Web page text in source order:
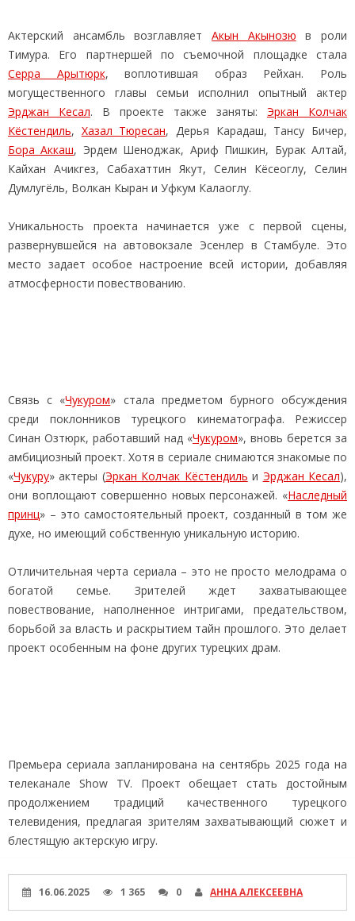
Актерский ансамбль возглавляет Акын Акынозю в роли
Тимура. Его партнершей по съемочной площадке стала
Серра Арытюрк, воплотившая образ Рейхан. Роль
могущественного главы семьи исполнил опытный актер
Эрджан Кесал. В проекте также заняты: Эркан Колчак
Кёстендиль, Хазал Тюресан, Дерья Карадаш, Тансу Бичер,
Бора Аккаш, Эрдем Шеноджак, Ариф Пишкин, Бурак Алтай,
Кайхан Ачикгез, Сабахаттин Якут, Селин Кёсеоглу, Селин
Думлугёль, Волкан Кыран и Уфкум Калаоглу.
Уникальность проекта начинается уже с первой сцены,
развернувшейся на автовокзале Эсенлер в Стамбуле. Это
место задает особое настроение всей истории, добавляя
атмосферности повествованию.
Связь с «Чукуром» стала предметом бурного обсуждения
среди поклонников турецкого кинематографа. Режиссер
Синан Озтюрк, работавший над «Чукуром», вновь берется за
амбициозный проект. Хотя в сериале снимаются знакомые по
«Чукуру» актеры (Эркан Колчак Кёстендиль и Эрджан Кесал),
они воплощают совершенно новых персонажей. «Наследный
принц» – это самостоятельный проект, созданный в том же
духе, но имеющий собственную уникальную историю.
Отличительная черта сериала – это не просто мелодрама о
богатой семье. Зрителей ждет захватывающее
повествование, наполненное интригами, предательством,
борьбой за власть и раскрытием тайн прошлого. Это делает
проект особенным на фоне других турецких драм.
Премьера сериала запланирована на сентябрь 2025 года на
телеканале Show TV. Проект обещает стать достойным
продолжением традиций качественного турецкого
телевидения, предлагая зрителям захватывающий сюжет и
блестящую актерскую игру.
16.06.2025 1 365 0 АННА АЛЕКСЕЕВНА